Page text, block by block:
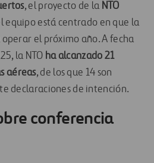
, el proyecto de la NTO
equipo está centrado en que la
el próximo año. A fecha
la NTO ha alcanzado 21
aéreas, de los que 14 son
declaraciones de intención.
conferencia